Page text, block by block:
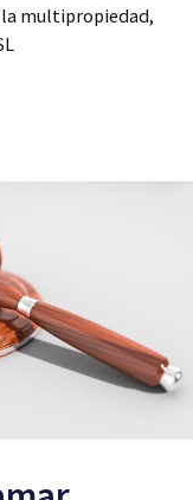
la multipropiedad,